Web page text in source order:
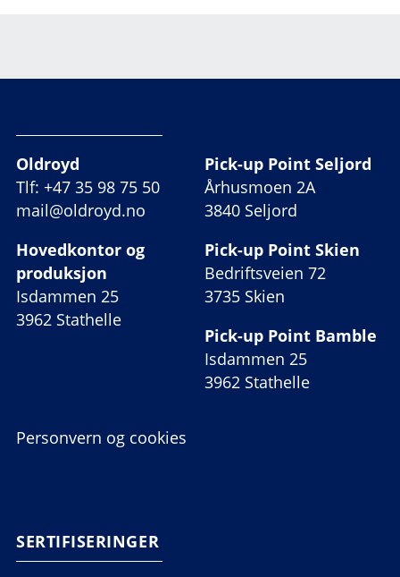
Oldroyd
Tlf: +47 35 98 75 50
mail@oldroyd.no
Hovedkontor og
produksjon
Isdammen 25
3962 Stathelle
Pick-up Point Seljord
Århusmoen 2A
3840 Seljord
Pick-up Point Skien
Bedriftsveien 72
3735 Skien
Pick-up Point Bamble
Isdammen 25
3962 Stathelle
Personvern og cookies
SERTIFISERINGER